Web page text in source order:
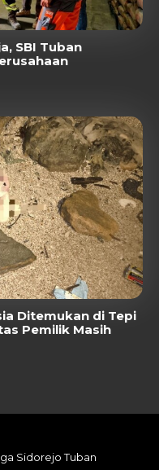
SBI Tuban
Ditemukan di Tepi
Pemilik Masih
Sidorejo Tuban